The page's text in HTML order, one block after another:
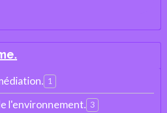
1
l'environnement. 3